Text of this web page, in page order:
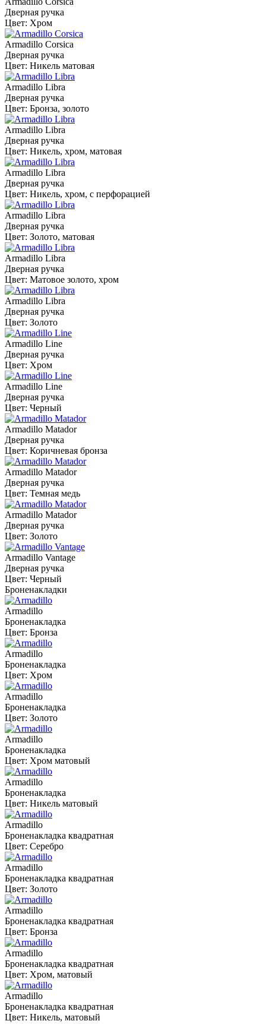
Дверная ручка
Цвет: Хром
Armadillo Corsica
Дверная ручка
Цвет: Никель матовая
Armadillo Libra
Дверная ручка
Цвет: Бронза, золото
Armadillo Libra
Дверная ручка
Цвет: Никель, хром, матовая
Armadillo Libra
Дверная ручка
Цвет: Никель, хром, с перфорацией
Armadillo Libra
Дверная ручка
Цвет: Золото, матовая
Armadillo Libra
Дверная ручка
Цвет: Матовое золото, хром
Armadillo Libra
Дверная ручка
Цвет: Золото
Armadillo Line
Дверная ручка
Цвет: Хром
Armadillo Line
Дверная ручка
Цвет: Черный
Armadillo Matador
Дверная ручка
Цвет: Коричневая бронза
Armadillo Matador
Дверная ручка
Цвет: Темная медь
Armadillo Matador
Дверная ручка
Цвет: Золото
Armadillo Vantage
Дверная ручка
Цвет: Черный
Броненакладки
Armadillo
Броненакладка
Цвет: Бронза
Armadillo
Броненакладка
Цвет: Хром
Armadillo
Броненакладка
Цвет: Золото
Armadillo
Броненакладка
Цвет: Хром матовый
Armadillo
Броненакладка
Цвет: Никель матовый
Armadillo
Броненакладка квадратная
Цвет: Серебро
Armadillo
Броненакладка квадратная
Цвет: Золото
Armadillo
Броненакладка квадратная
Цвет: Бронза
Armadillo
Броненакладка квадратная
Цвет: Хром, матовый
Armadillo
Броненакладка квадратная
Цвет: Никель, матовый